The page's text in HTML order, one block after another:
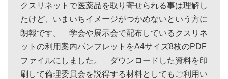
クスリネットで医薬品を取り寄せられる事は理解し
たけど、いまいちイメージがつかめないという方に
朗報です。 学会や展示会で配布しているクスリネ
ットの利用案内パンフレットをA4サイズ8枚のPDF
ファイルにしました。 ダウンロードした資料を印
刷して倫理委員会を説得する材料としてもご利用い